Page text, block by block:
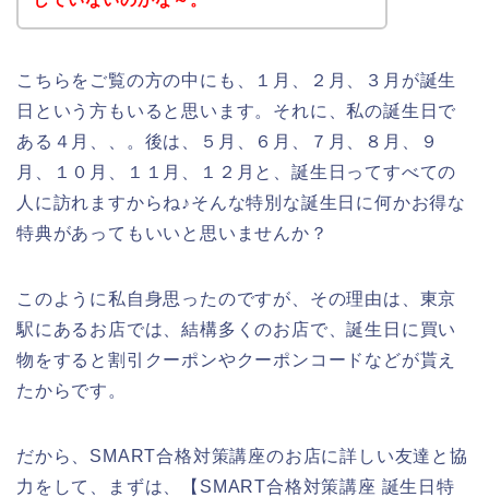
こちらをご覧の方の中にも、１月、２月、３月が誕生
日という方もいると思います。それに、私の誕生日で
ある４月、、。後は、５月、６月、７月、８月、９
月、１０月、１１月、１２月と、誕生日ってすべての
人に訪れますからね♪そんな特別な誕生日に何かお得な
特典があってもいいと思いませんか？
このように私自身思ったのですが、その理由は、東京
駅にあるお店では、結構多くのお店で、誕生日に買い
物をすると割引クーポンやクーポンコードなどが貰え
たからです。
だから、SMART合格対策講座のお店に詳しい友達と協
力をして、まずは、【SMART合格対策講座 誕生日特